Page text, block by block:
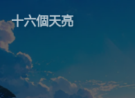
十六個天亮